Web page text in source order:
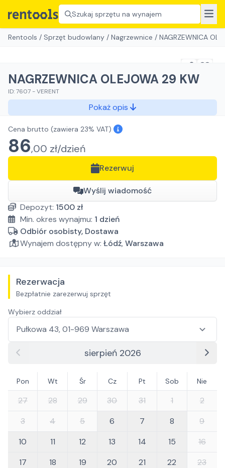
Szukaj sprzętu na wynajem
Rentools / Sprzęt budowlany / Nagrzewnice / NAGRZEWNICA
NAGRZEWNICA OLEJOWA 29 KW
ID:7607 -VERENT
Pokaż opis
Cena brutto (zawiera 23% VAT)
86,00 zł/dzień
Rezerwuj
Wyślij wiadomość
Depozyt: 1500 zł
Min. okres wynajmu: 1 dzień
Odbiór osobisty, Dostawa
Wynajem dostępny w: Łódź,Warszawa
Rezerwacja
Bezpłatnie zarezerwuj sprzęt
Wybierz oddział
sierpień 2026
Pon Wt Śr Cz Pt Sob Nie
27 28 29 30 31 1
2
3
4 5 6 7 8
9
10
11 12 13 14 15
16
17
18 19 20 21 22
23